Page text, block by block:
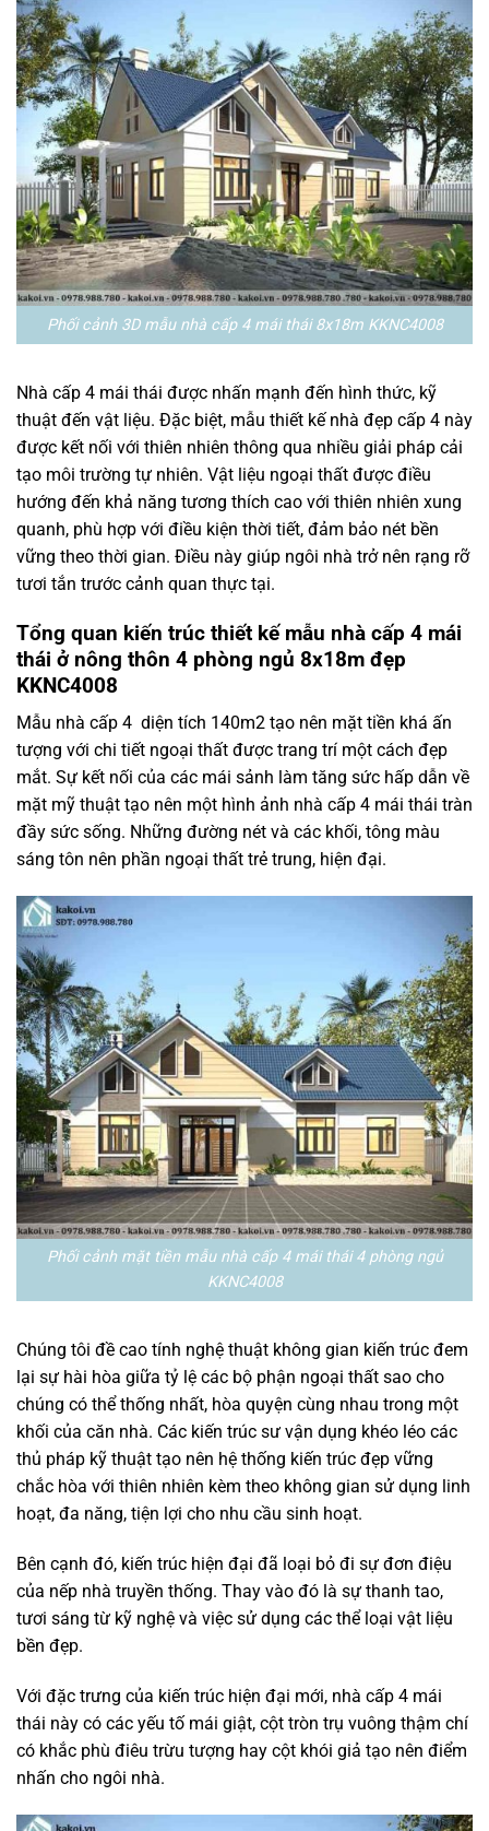
Phối cảnh 3D mẫu nhà cấp 4 mái thái 8x18m KKNC4008
Nhà cấp 4 mái thái được nhấn mạnh đến hình thức, kỹ
thuật đến vật liệu. Đặc biệt, mẫu thiết kế nhà đẹp cấp 4 này
được kết nối với thiên nhiên thông qua nhiều giải pháp cải
tạo môi trường tự nhiên. Vật liệu ngoại thất được điều
hướng đến khả năng tương thích cao với thiên nhiên xung
quanh, phù hợp với điều kiện thời tiết, đảm bảo nét bền
vững theo thời gian. Điều này giúp ngôi nhà trở nên rạng rỡ
tươi tắn trước cảnh quan thực tại.
Tổng quan kiến trúc thiết kế mẫu nhà cấp 4 mái
thái ở nông thôn 4 phòng ngủ 8x18m đẹp
KKNC4008
Mẫu nhà cấp 4 diện tích 140m2 tạo nên mặt tiền khá ấn
tượng với chi tiết ngoại thất được trang trí một cách đẹp
mắt. Sự kết nối của các mái sảnh làm tăng sức hấp dẫn về
mặt mỹ thuật tạo nên một hình ảnh nhà cấp 4 mái thái tràn
đầy sức sống. Những đường nét và các khối, tông màu
sáng tôn nên phần ngoại thất trẻ trung, hiện đại.
Phối cảnh mặt tiền mẫu nhà cấp 4 mái thái 4 phòng ngủ
KKNC4008
Chúng tôi đề cao tính nghệ thuật không gian kiến trúc đem
lại sự hài hòa giữa tỷ lệ các bộ phận ngoại thất sao cho
chúng có thể thống nhất, hòa quyện cùng nhau trong một
khối của căn nhà. Các kiến trúc sư vận dụng khéo léo các
thủ pháp kỹ thuật tạo nên hệ thống kiến trúc đẹp vững
chắc hòa với thiên nhiên kèm theo không gian sử dụng linh
hoạt, đa năng, tiện lợi cho nhu cầu sinh hoạt.
Bên cạnh đó, kiến trúc hiện đại đã loại bỏ đi sự đơn điệu
của nếp nhà truyền thống. Thay vào đó là sự thanh tao,
tươi sáng từ kỹ nghệ và việc sử dụng các thể loại vật liệu
bền đẹp.
Với đặc trưng của kiến trúc hiện đại mới, nhà cấp 4 mái
thái này có các yếu tố mái giật, cột tròn trụ vuông thậm chí
có khắc phù điêu trừu tượng hay cột khói giả tạo nên điểm
nhấn cho ngôi nhà.